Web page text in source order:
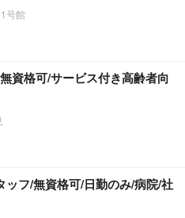
号館
資格可/サービス付き高齢者向
ッフ/無資格可/日勤のみ/病院/社